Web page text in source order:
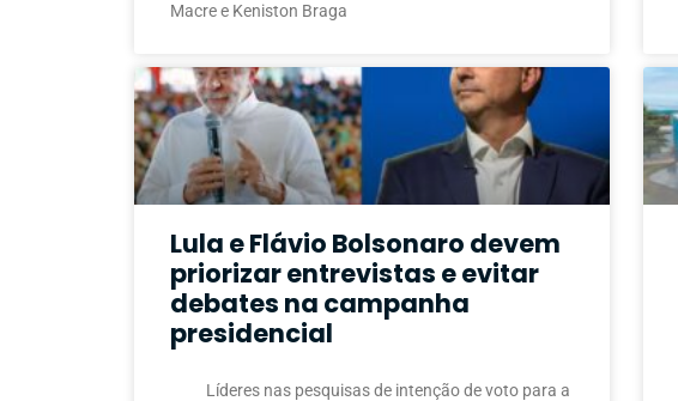
Macre e Keniston Braga
Lula e Flávio Bolsonaro devem
priorizar entrevistas e evitar
debates na campanha
presidencial
Líderes nas pesquisas de intenção de voto para a